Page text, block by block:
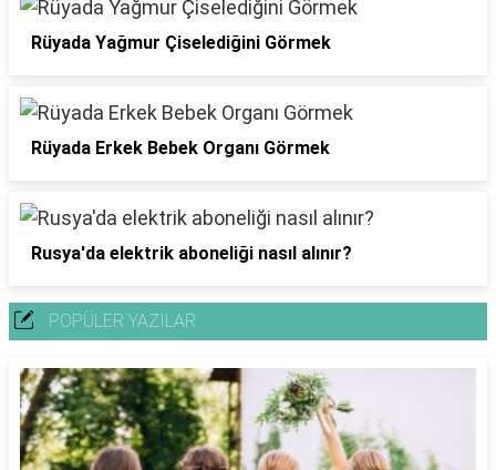
Rüyada Yağmur Çiselediğini Görmek
Rüyada Erkek Bebek Organı Görmek
Rusya'da elektrik aboneliği nasıl alınır?
POPÜLER YAZILAR